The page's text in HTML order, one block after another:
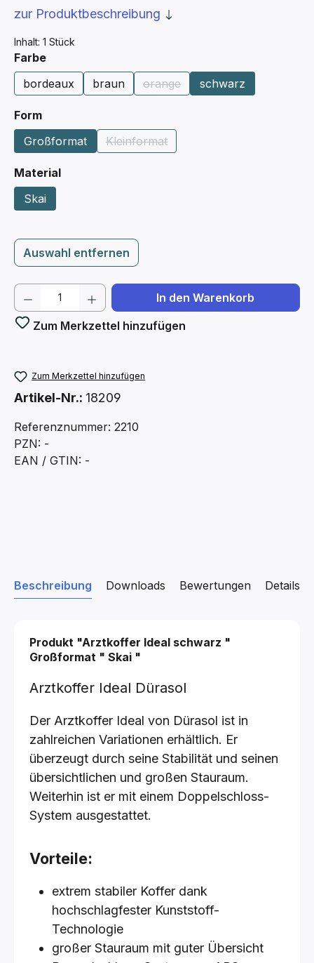
Inhalt: 1 Stück
zur Produktbeschreibung
Farbeauswählen
bordeaux
braun orange
(Diese Option ist zurzeit nicht
schwarz
Formauswählen
Großformat
Kleinformat
(Diese Option ist zurzeit nicht
Materialauswählen
Skai
Auswahl entfernen
Produkt Anzahl: Gib den gewünschten
In den Warenkorb
Zum Merkzettel hinzufügen
Zum Merkzettel hinzufügen
Artikel-Nr.: 18209
Referenznummer: 2210
PZN: -
EAN / GTIN: -
Beschreibung Downloads Details
Bewertungen
Produkt "Arztkoffer Ideal schwarz "
Großformat " Skai "
Arztkoffer Ideal Dürasol
Der Arztkoffer Ideal von Dürasol ist in
zahlreichen Variationen erhältlich. Er
überzeugt durch seine Stabilität und seinen
übersichtlichen und großen Stauraum.
Weiterhin ist er mit einem Doppelschloss-
System ausgestattet.
Vorteile:
extrem stabiler Koffer dank
hochschlagfester Kunststoff-
Technologie
großer Stauraum mit guter Übersicht